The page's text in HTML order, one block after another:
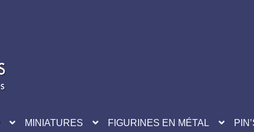
MINIATURES FIGURINES EN MÉTAL